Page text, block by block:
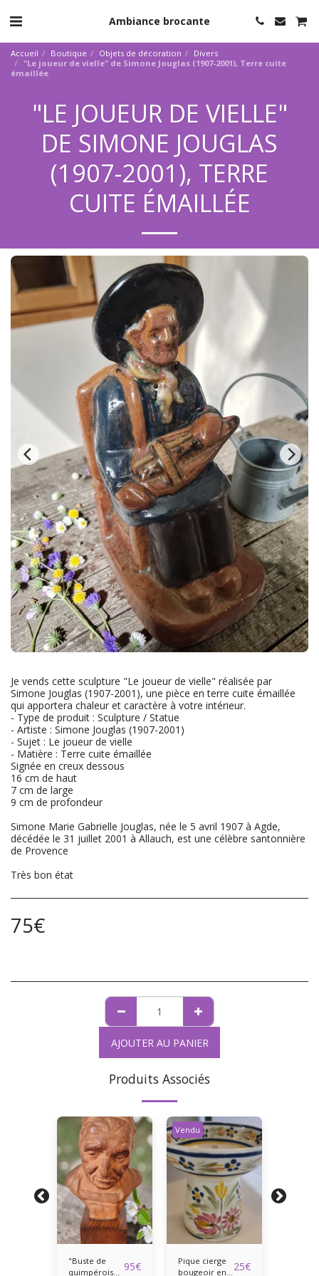
Ambiance brocante
Accueil Boutique Objets de décoration
Divers
"Le joueur de vielle" de Simone Jouglas (1907-2001), Terre cuite
émaillée
"LE JOUEUR DE VIELLE"
DE SIMONE JOUGLAS
(1907-2001), TERRE
CUITE ÉMAILLÉE
Je vends cette sculpture "Le joueur de vielle" réalisée par
Simone Jouglas (1907-2001), une pièce en terre cuite émaillée
qui apportera chaleur et caractère à votre intérieur.
- Type de produit : Sculpture / Statue
- Artiste : Simone Jouglas (1907-2001)
- Sujet : Le joueur de vielle
- Matière : Terre cuite émaillée
Signée en creux dessous
16 cm de haut
7 cm de large
9 cm de profondeur
Simone Marie Gabrielle Jouglas, née le 5 avril 1907 à Agde,
décédée le 31 juillet 2001 à Allauch, est une célèbre santonnière
de Provence
Très bon état
75€
AJOUTER AU PANIER
Produits Associés
"Buste de
quimpéroise"
95€
Vendu
Pique cierge
bougeoir en
25€